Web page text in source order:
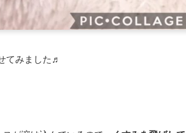
てみました♬